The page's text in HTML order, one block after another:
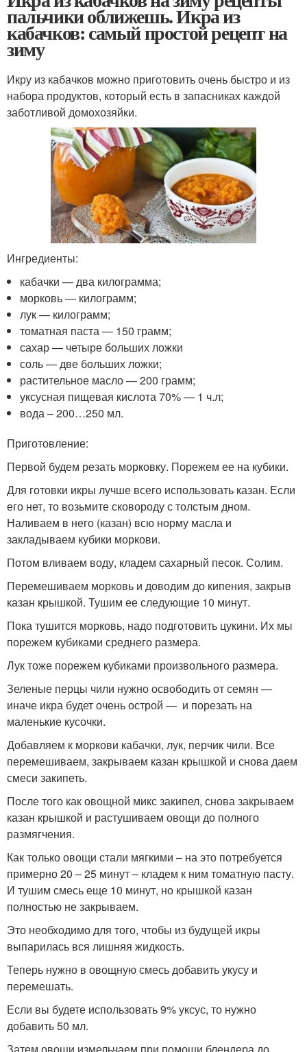
пальчики оближешь. Икра из
кабачков: самый простой рецепт на
зиму
Икру из кабачков можно приготовить очень быстро и из
набора продуктов, который есть в запасниках каждой
заботливой домохозяйки.
Ингредиенты:
кабачки — два килограмма;
морковь — килограмм;
лук — килограмм;
томатная паста — 150 грамм;
сахар — четыре больших ложки
соль — две больших ложки;
растительное масло — 200 грамм;
уксусная пищевая кислота 70% — 1 ч.л;
вода – 200…250 мл.
Приготовление:
Первой будем резать морковку. Порежем ее на кубики.
Для готовки икры лучше всего использовать казан. Если
его нет, то возьмите сковороду с толстым дном.
Наливаем в него (казан) всю норму масла и
закладываем кубики моркови.
Потом вливаем воду, кладем сахарный песок. Солим.
Перемешиваем морковь и доводим до кипения, закрыв
казан крышкой. Тушим ее следующие 10 минут.
Пока тушится морковь, надо подготовить цукини. Их мы
порежем кубиками среднего размера.
Лук тоже порежем кубиками произвольного размера.
Зеленые перцы чили нужно освободить от семян —
иначе икра будет очень острой — и порезать на
маленькие кусочки.
Добавляем к моркови кабачки, лук, перчик чили. Все
перемешиваем, закрываем казан крышкой и снова даем
смеси закипеть.
После того как овощной микс закипел, снова закрываем
казан крышкой и растушиваем овощи до полного
размягчения.
Как только овощи стали мягкими – на это потребуется
примерно 20 – 25 минут – кладем к ним томатную пасту.
И тушим смесь еще 10 минут, но крышкой казан
полностью не закрываем.
Это необходимо для того, чтобы из будущей икры
выпарилась вся лишняя жидкость.
Теперь нужно в овощную смесь добавить укусу и
перемешать.
Если вы будете использовать 9% уксус, то нужно
добавить 50 мл.